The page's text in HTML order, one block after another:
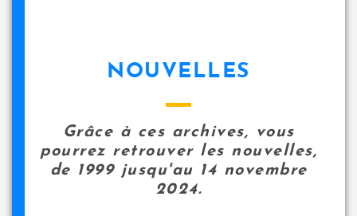
NOUVELLES
Grâce à ces archives, vous
pourrez retrouver les nouvelles,
de 1999 jusqu'au 14 novembre
2024.